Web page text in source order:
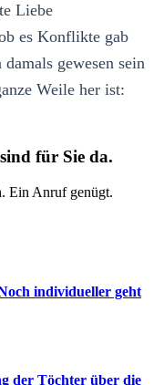
Liebe
es Konflikte gab
gewesen sein
Weile her ist:
für Sie da.
Ein Anruf genügt.
individueller geht
der Töchter über die